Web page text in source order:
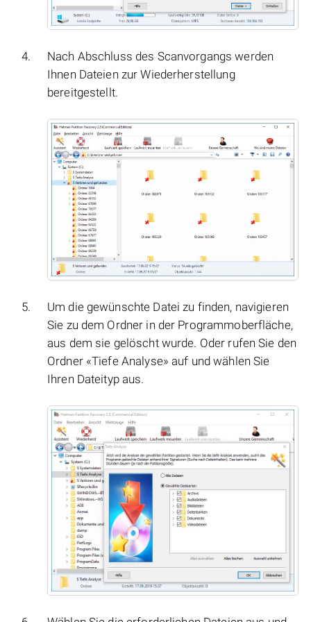
Nach Abschluss des Scanvorgangs werden
Ihnen Dateien zur Wiederherstellung
bereitgestellt.
Um die gewünschte Datei zu finden, navigieren
Sie zu dem Ordner in der Programmoberfläche,
aus dem sie gelöscht wurde. Oder rufen Sie den
Ordner «Tiefe Analyse» auf und wählen Sie
Ihren Dateityp aus.